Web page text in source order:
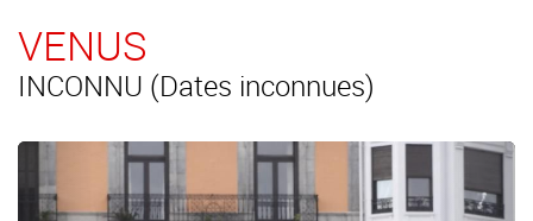
VENUS
INCONNU (Dates inconnues)
Précédent